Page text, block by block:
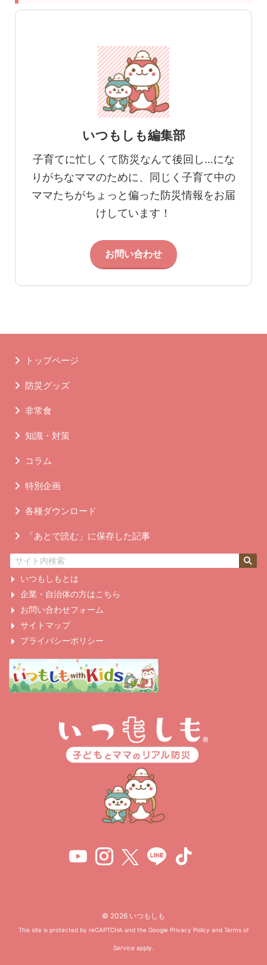
いつもしも編集部
子育てに忙しくて防災なんて後回し…にな
りがちなママのために、同じく子育て中の
ママたちがちょっと偏った防災情報をお届
けしています！
お問い合わせ
トップページ
防災グッズ
非常食
知識・対策
コラム
特別企画
各種ダウンロード
「あとで読む」に保存した記事
いつもしもとは
企業・自治体の方はこちら
お問い合わせフォーム
サイトマップ
プライバシーポリシー
© 2026 いつもしも
This site is protected by reCAPTCHA and the Google Privacy Policy and Terms of
Service apply.